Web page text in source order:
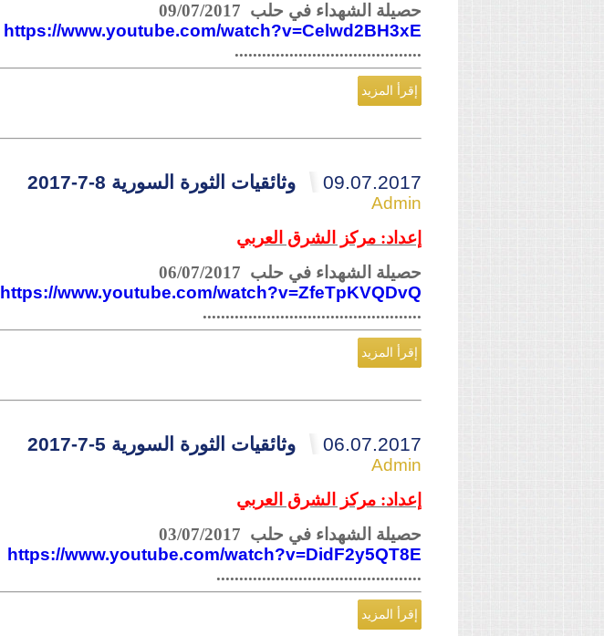
حصيلة الشهداء في حلب 09/07/2017
https://www.youtube.com/watch?v=Celwd2BH3xE
.........................................
إقرأ المزيد
09.07.2017 وثائقيات الثورة السورية 8-7-2017
Admin
إعداد: مركز الشرق العربي
حصيلة الشهداء في حلب 06/07/2017
https://www.youtube.com/watch?v=ZfeTpKVQDvQ
................................................
إقرأ المزيد
06.07.2017 وثائقيات الثورة السورية 5-7-2017
Admin
إعداد: مركز الشرق العربي
حصيلة الشهداء في حلب 03/07/2017
https://www.youtube.com/watch?v=DidF2y5QT8E
.............................................
إقرأ المزيد